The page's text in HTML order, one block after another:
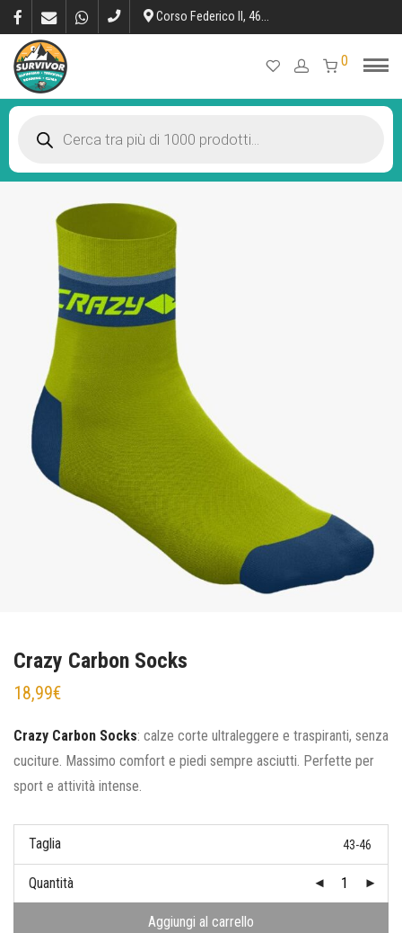
Corso Federico II, 46, L’Aquila
0
search
Crazy Carbon Socks
18,99€
Crazy Carbon Socks: calze corte ultraleggere e traspiranti, senza
cuciture. Massimo comfort e piedi sempre asciutti. Perfette per
sport e attività intense.
Taglia 43-46
Quantità
Aggiungi al carrello